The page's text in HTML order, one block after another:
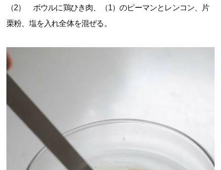
（2） ボウルに鶏ひき肉、（1）のピーマンとレンコン、片
栗粉、塩を入れ全体を混ぜる。